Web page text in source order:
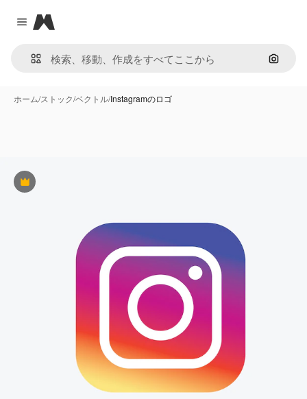
Close menu
Magnific
画像で
ホーム/ストック/ベクトル/Instagramのロゴ
Premium